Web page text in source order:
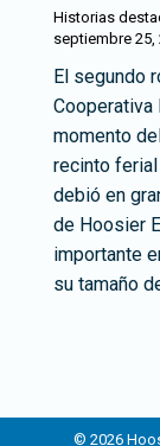
Historias
septiembre 25,
El segundo
Cooperativa
momento
recinto
debió en
de Hoosier
importante
su tamaño
© 2026